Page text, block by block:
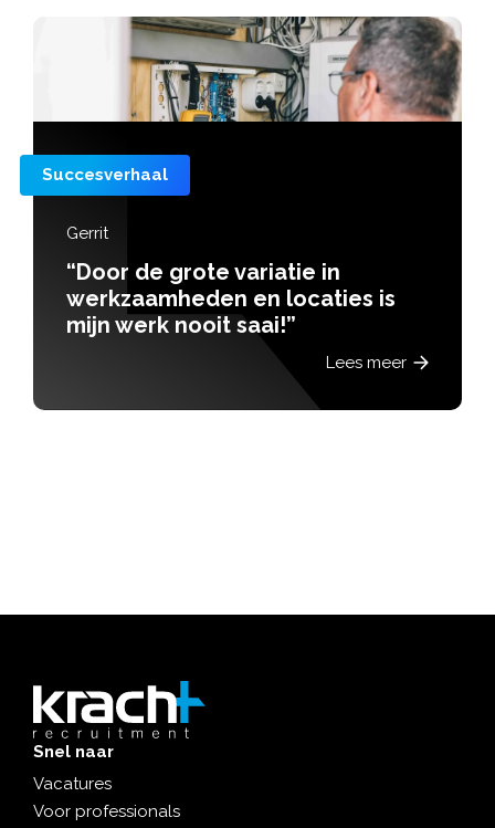
Succesverhaal
Gerrit
“Door de grote variatie in
werkzaamheden en locaties is
mijn werk nooit saai!”
Lees meer
Snel naar
Vacatures
Voor professionals